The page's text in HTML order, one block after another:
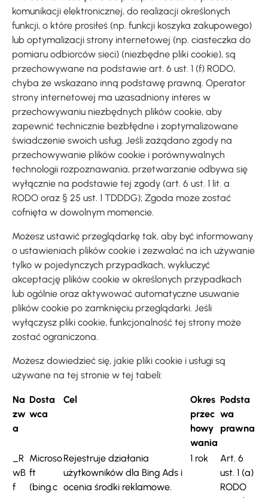
komunikacji elektronicznej, do realizacji określonych
funkcji, o które prosiłeś (np. funkcji koszyka zakupowego)
lub optymalizacji strony internetowej (np. ciasteczka do
pomiaru odbiorców sieci) (niezbędne pliki cookie), są
przechowywane na podstawie art. 6 ust. 1 (f) RODO,
chyba że wskazano inną podstawę prawną. Operator
strony internetowej ma uzasadniony interes w
przechowywaniu niezbędnych plików cookie, aby
zapewnić technicznie bezbłędne i zoptymalizowane
świadczenie swoich usług. Jeśli zażądano zgody na
przechowywanie plików cookie i porównywalnych
technologii rozpoznawania, przetwarzanie odbywa się
wyłącznie na podstawie tej zgody (art. 6 ust. 1 lit. a
RODO oraz § 25 ust. 1 TDDDG); Zgoda może zostać
cofnięta w dowolnym momencie.
Możesz ustawić przeglądarkę tak, aby być informowany
o ustawieniach plików cookie i zezwalać na ich używanie
tylko w pojedynczych przypadkach, wykluczyć
akceptację plików cookie w określonych przypadkach
lub ogólnie oraz aktywować automatyczne usuwanie
plików cookie po zamknięciu przeglądarki. Jeśli
wyłączysz pliki cookie, funkcjonalność tej strony może
zostać ograniczona.
Możesz dowiedzieć się, jakie pliki cookie i usługi są
używane na tej stronie w tej tabeli:
Na
zw
a
Dosta
wca
Cel
Okres
przec
howy
wania
Podsta
wa
prawna
_R
wB
f
Microso
ft
(bing.c
Rejestruje działania
użytkowników dla Bing Ads i
ocenia środki reklamowe.
1 rok
Art. 6
ust. 1 (a)
RODO